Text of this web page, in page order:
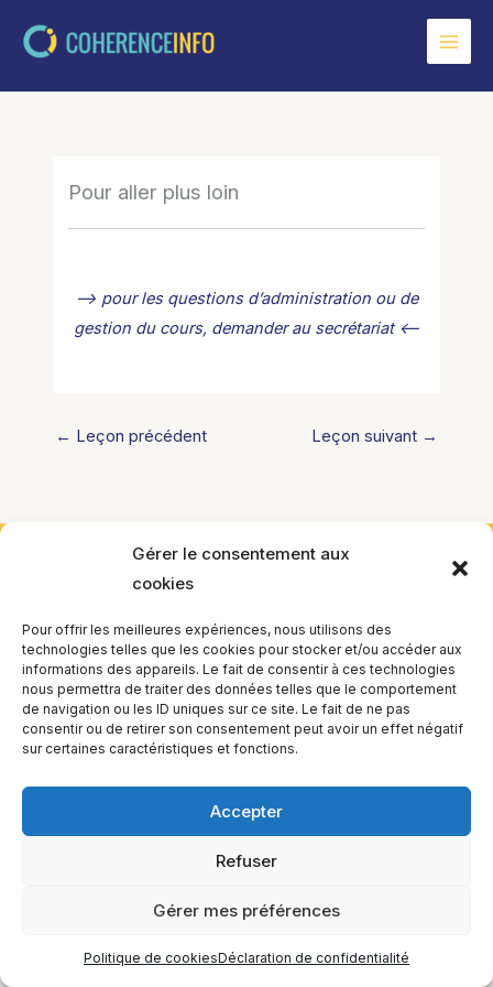
Gérer le consentement aux
cookies
Pour offrir les meilleures expériences, nous utilisons des
technologies telles que les cookies pour stocker et/ou accéder aux
informations des appareils. Le fait de consentir à ces technologies
nous permettra de traiter des données telles que le comportement
de navigation ou les ID uniques sur ce site. Le fait de ne pas
consentir ou de retirer son consentement peut avoir un effet négatif
sur certaines caractéristiques et fonctions.
Accepter
Refuser
Gérer mes préférences
Politique de cookiesDéclaration de confidentialité
Pour aller plus loin
–> pour les questions d’administration ou de
gestion du cours, demander au secrétariat <--
← Leçon précédent Leçon suivant →
H1Y 2J9 Canada